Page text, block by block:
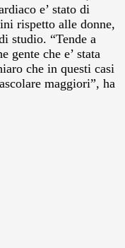
e’ stato di
rispetto alle donne,
studio. “Tende a
gente che e’ stata
che in questi casi
maggiori”, ha